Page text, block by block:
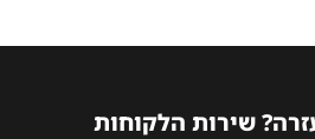
שירות הלקוחות